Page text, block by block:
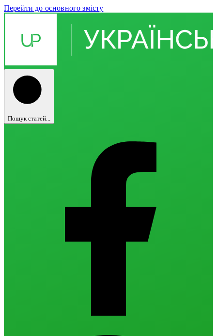
Перейти до основного змісту
Пошук статей...